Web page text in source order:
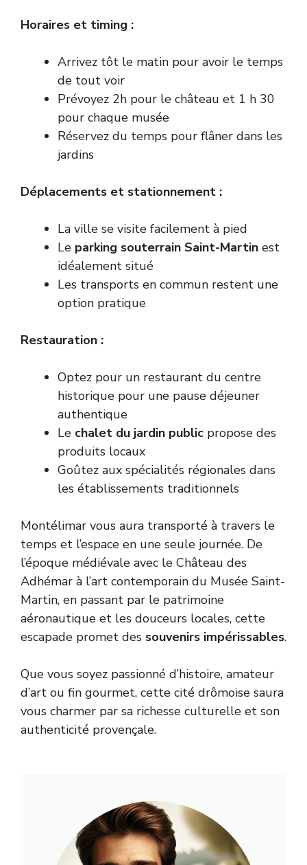
Horaires et timing :
Arrivez tôt le matin pour avoir le temps
de tout voir
Prévoyez 2h pour le château et 1 h 30
pour chaque musée
Réservez du temps pour flâner dans les
jardins
Déplacements et stationnement :
La ville se visite facilement à pied
Le parking souterrain Saint-Martin est
idéalement situé
Les transports en commun restent une
option pratique
Restauration :
Optez pour un restaurant du centre
historique pour une pause déjeuner
authentique
Le chalet du jardin public propose des
produits locaux
Goûtez aux spécialités régionales dans
les établissements traditionnels
Montélimar vous aura transporté à travers le
temps et l’espace en une seule journée. De
l’époque médiévale avec le Château des
Adhémar à l’art contemporain du Musée Saint-
Martin, en passant par le patrimoine
aéronautique et les douceurs locales, cette
escapade promet des souvenirs impérissables.
Que vous soyez passionné d’histoire, amateur
d’art ou fin gourmet, cette cité drômoise saura
vous charmer par sa richesse culturelle et son
authenticité provençale.